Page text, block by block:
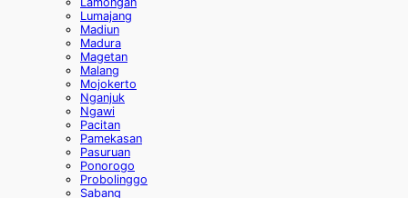
Lumajang
Madiun
Madura
Magetan
Malang
Mojokerto
Nganjuk
Ngawi
Pacitan
Pamekasan
Pasuruan
Ponorogo
Probolinggo
Sabang